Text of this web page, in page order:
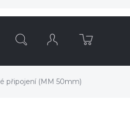
připojení (MM 50mm)